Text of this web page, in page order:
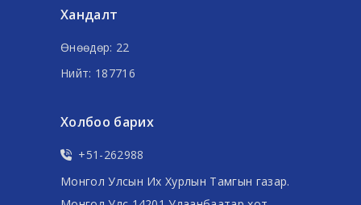
Хандалт
Өнөөдөр: 22
Нийт: 187716
Холбоо барих
+51-262988
Монгол Улсын Их Хурлын Тамгын газар.